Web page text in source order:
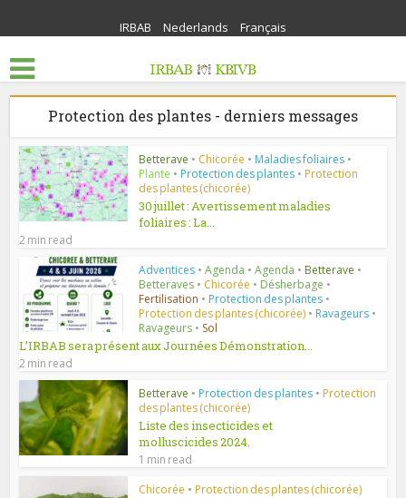
IRBAB Nederlands Français
Protection des plantes - derniers messages
Betterave • Chicorée • Maladies foliaires •
Plante • Protection des plantes • Protection
des plantes (chicorée)
30 juillet : Avertissement maladies
foliaires : La...
2 min read
Adventices • Agenda • Agenda • Betterave •
Betteraves • Chicorée • Désherbage •
Fertilisation • Protection des plantes •
Protection des plantes (chicorée) • Ravageurs •
Ravageurs • Sol
L’IRBAB sera présent aux Journées Démonstration...
2 min read
Betterave • Protection des plantes • Protection
des plantes (chicorée)
Liste des insecticides et
molluscicides 2024.
1 min read
Chicorée • Protection des plantes (chicorée)